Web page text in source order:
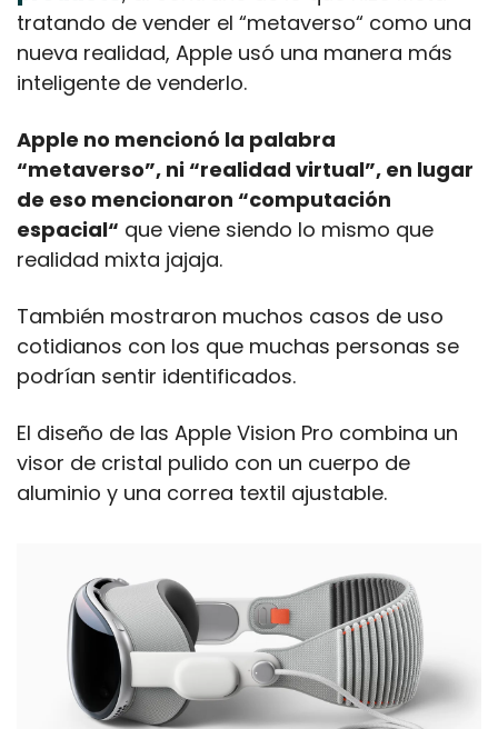
tratando de vender el “metaverso“ como una
nueva realidad, Apple usó una manera más
inteligente de venderlo.
Apple no mencionó la palabra
“metaverso”, ni “realidad virtual”, en lugar
de eso mencionaron “computación
espacial“ que viene siendo lo mismo que
realidad mixta jajaja.
También mostraron muchos casos de uso
cotidianos con los que muchas personas se
podrían sentir identificados.
El diseño de las Apple Vision Pro combina un
visor de cristal pulido con un cuerpo de
aluminio y una correa textil ajustable.